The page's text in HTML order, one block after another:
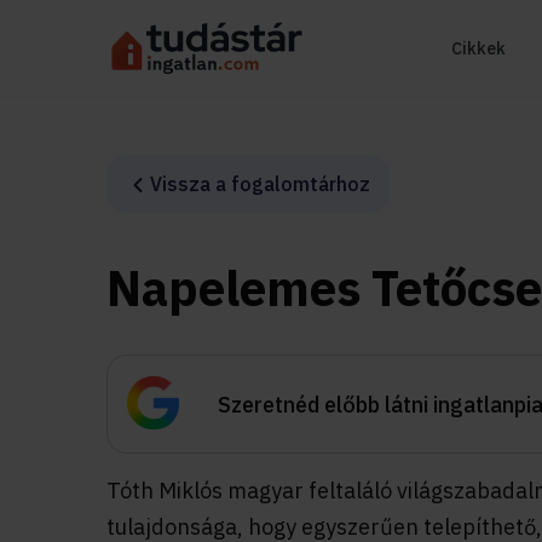
Cikkek
Vissza a fogalomtárhoz
Napelemes
Szeretnéd előbb látni
Tóth Miklós magyar feltaláló
tulajdonsága, hogy egyszerűen